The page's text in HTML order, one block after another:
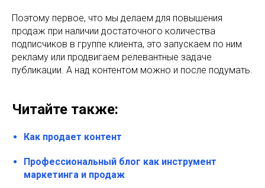
Поэтому первое, что мы делаем для повышения
продаж при наличии достаточного количества
подписчиков в группе клиента, это запускаем по ним
рекламу или продвигаем релевантные задаче
публикации. А над контентом можно и после подумать.
Читайте также:
Как продает контент
Профессиональный блог как инструмент
маркетинга и продаж